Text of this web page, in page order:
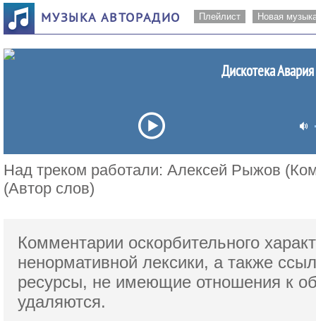
МУЗЫКА АВТОРАДИО Плейлист Новая
Дискотека
Над треком работали: Алексей Рыжов
(Автор слов)
Комментарии оскорбительного
ненормативной лексики, а также
ресурсы, не имеющие отношения к
удаляются.